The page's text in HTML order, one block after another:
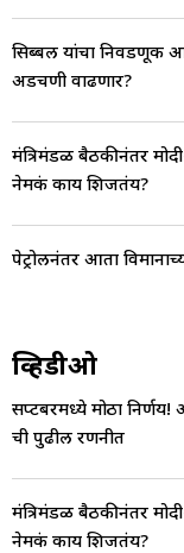
सिब्बल यांचा निवडणूक
अडचणी वाढणार?
मंत्रिमंडळ बैठकीनंतर
नेमकं काय शिजतंय?
पेट्रोलनंतर आता
व्हिडीओ
सप्टेंबरमध्ये मोठा निर्णय!
ची पुढील रणनीत
मंत्रिमंडळ बैठकीनंतर
नेमकं काय शिजतंय?